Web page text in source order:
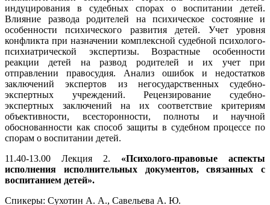
индуцирования в судебных спорах о воспитании детей.
Влияние развода родителей на психическое состояние и
особенности психического развития детей. Учет уровня
конфликта при назначении комплексной судебной психолого-
психиатрической экспертизы. Возрастные особенности
реакции детей на развод родителей и их учет при
отправлении правосудия. Анализ ошибок и недостатков
заключений экспертов из негосударственных судебно-
экспертных учреждений. Рецензирование судебно-
экспертных заключений на их соответствие критериям
объективности, всесторонности, полноты и научной
обоснованности как способ защиты в судебном процессе по
спорам о воспитании детей.
11.40-13.00 Лекция 2. «Психолого-правовые аспекты
исполнения исполнительных документов, связанных с
воспитанием детей».
Спикеры: Сухотин А. А., Савельева А. Ю.